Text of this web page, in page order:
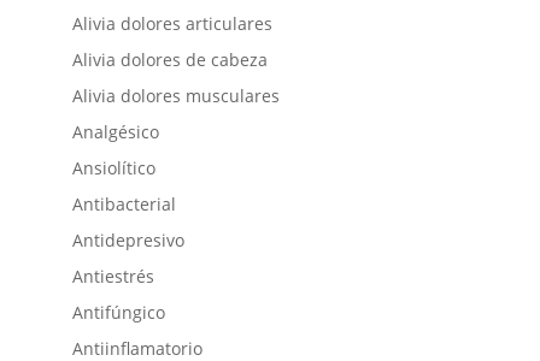
Alivia dolores articulares
Alivia dolores de cabeza
Alivia dolores musculares
Analgésico
Ansiolítico
Antibacterial
Antidepresivo
Antiestrés
Antifúngico
Antiinflamatorio